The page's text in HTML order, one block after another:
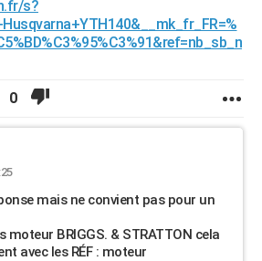
s?
0
mais ne convient pas pour un
moteur BRIGGS. & STRATTON cela
avec les RÉF : moteur